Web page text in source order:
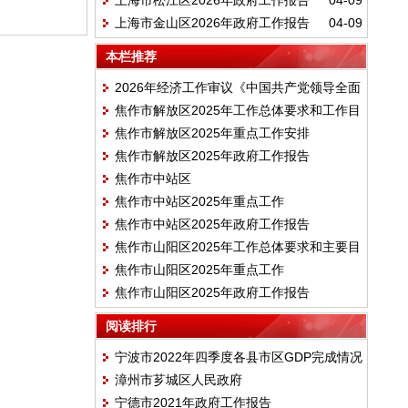
04-09
上海市金山区2026年政府工作报告
本栏推荐
2026年经济工作审议《中国共产党领导全面
依法治国工作条例》
焦作市解放区2025年工作总体要求和工作目
标
焦作市解放区2025年重点工作安排
焦作市解放区2025年政府工作报告
焦作市中站区
焦作市中站区2025年重点工作
焦作市中站区2025年政府工作报告
焦作市山阳区2025年工作总体要求和主要目
标
焦作市山阳区2025年重点工作
焦作市山阳区2025年政府工作报告
阅读排行
宁波市2022年四季度各县市区GDP完成情况
漳州市芗城区人民政府
宁德市2021年政府工作报告